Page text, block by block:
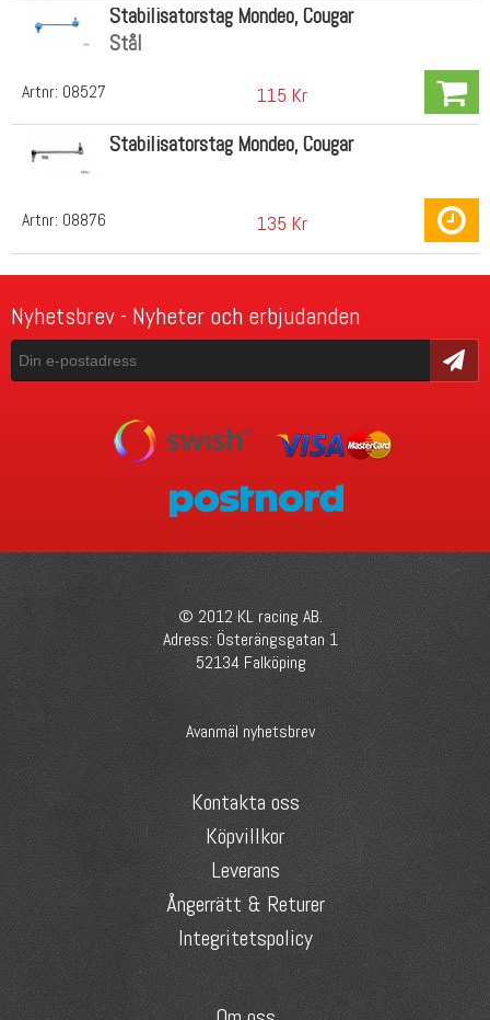
Artnr: 08527
Stabilisatorstag Mondeo, Cougar
Stål
115 Kr
Artnr: 08876
Stabilisatorstag Mondeo, Cougar
135 Kr
Nyhetsbrev - Nyheter och erbjudanden
Skicka
© 2012 KL racing AB.
Adress: Österängsgatan 1
52134 Falköping
Avanmäl nyhetsbrev
Kontakta oss
Köpvillkor
Leverans
Ångerrätt & Returer
Integritetspolicy